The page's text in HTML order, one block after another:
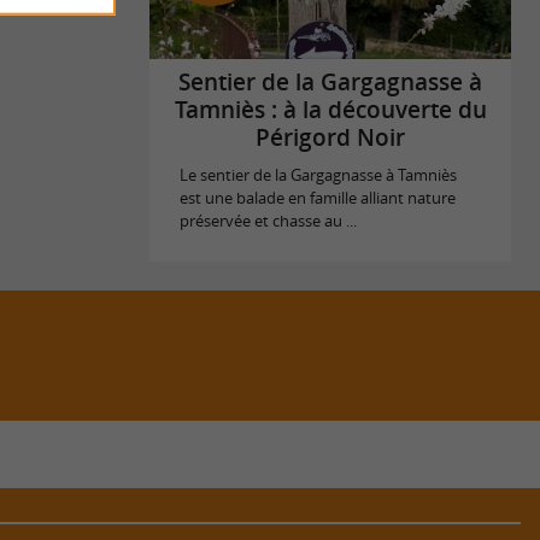
Sentier de la Gargagnasse à
Tamniès : à la découverte du
Périgord Noir
Le sentier de la Gargagnasse à Tamniès
est une balade en famille alliant nature
préservée et chasse au ...